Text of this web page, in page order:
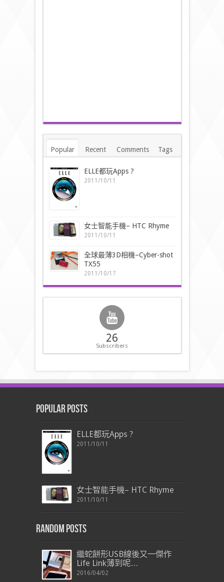
Popular Recent Comments Tags
ELLE都玩Apps ?
2011/10/11
女士智能手機– HTC Rhyme
2011/10/11
全球最薄3D相機–Cyber-shot
TX55
2011/10/17
26
Subscribers
Popular Posts
ELLE都玩Apps ?
2011/10/11
女士智能手機– HTC Rhyme
2011/10/11
Random Posts
繼蛇餅形USB線後又一傑作
Life Link薄到呢…
2016/04/02